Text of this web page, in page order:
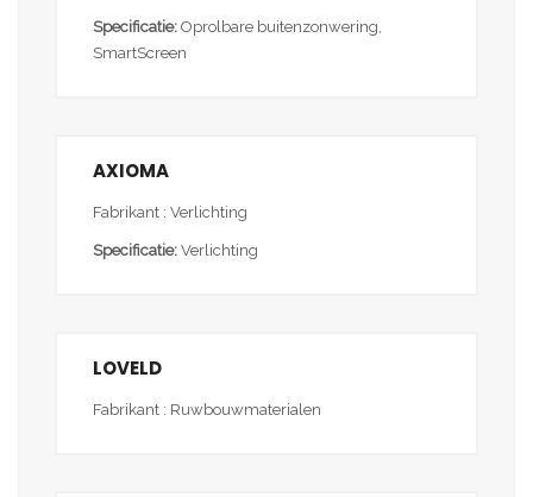
Specificatie: Oprolbare buitenzonwering,
SmartScreen
AXIOMA
Fabrikant : Verlichting
Specificatie: Verlichting
LOVELD
Fabrikant : Ruwbouwmaterialen